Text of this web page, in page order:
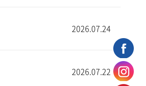
2026.07.24
2026.07.22